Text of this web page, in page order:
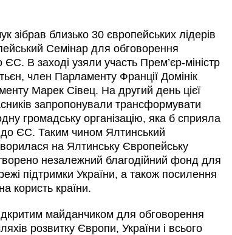
зібрав близько 30 європейських лідерів
Семінар для обговорення
В заході узяли участь Прем’єр-міністр
член Парламенту Франції Домінік
Марек Сівец. На другий день цієї
запропонували трансформувати
громадську організацію, яка б сприяла
ЄС. Таким чином Ялтинський
на Ялтинську Європейську
незалежний благодійний фонд для
підтримки України, а також посилення
користь країни.
майданчиком для обговорення
розвитку Європи, України і всього